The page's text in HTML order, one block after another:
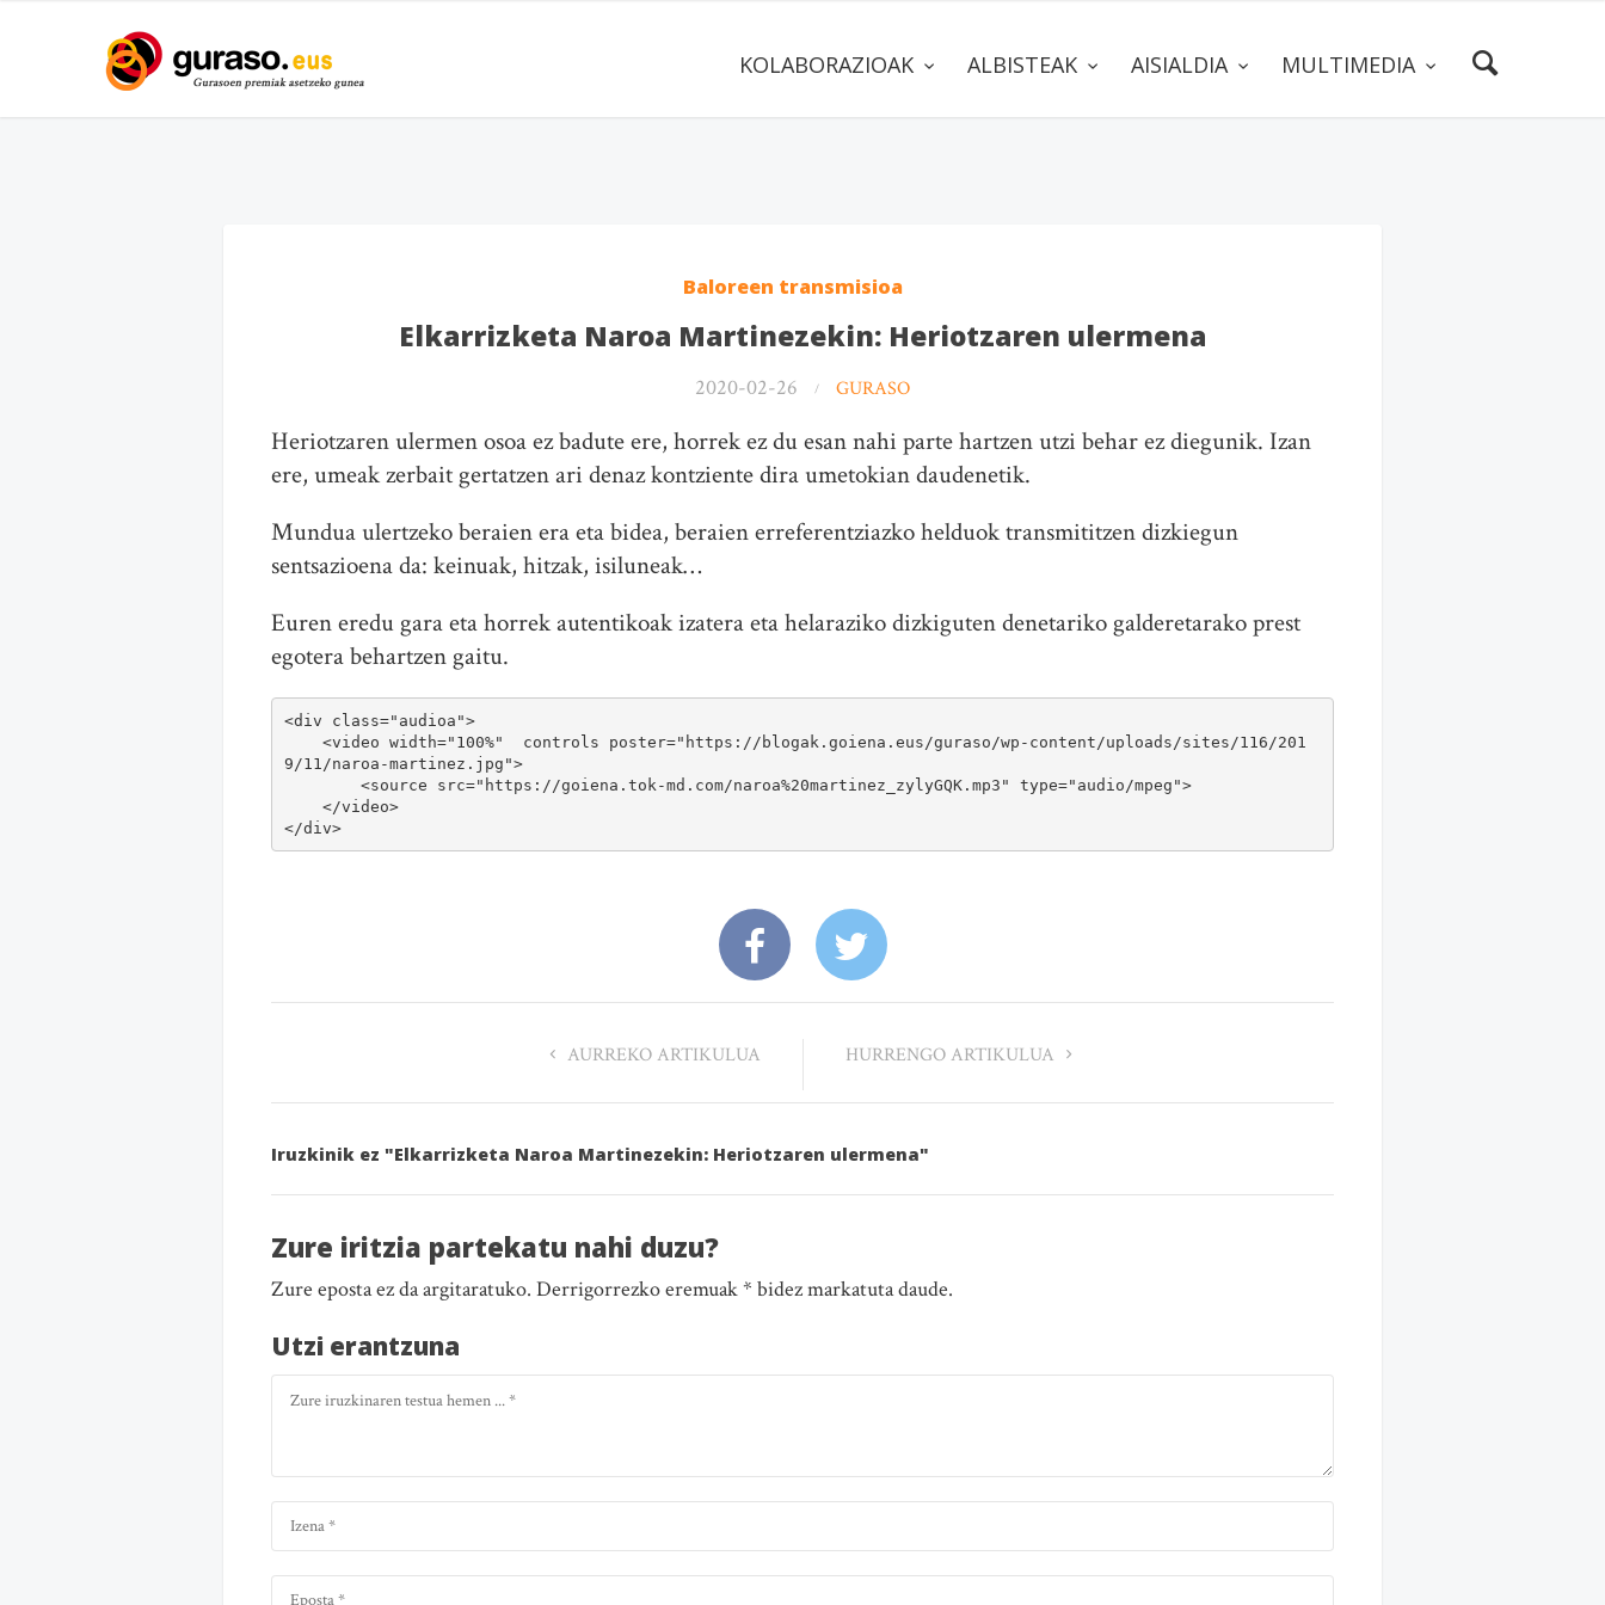
KOLABORAZIOAK ALBISTEAK AISIALDIA MULTIMEDIA
Baloreen transmisioa
Elkarrizketa Naroa Martinezekin: Heriotzaren ulermena
2020-02-26 GURASO
Heriotzaren ulermen osoa ez badute ere, horrek ez du esan nahi parte hartzen utzi behar ez diegunik. Izan
ere, umeak zerbait gertatzen ari denaz kontziente dira umetokian daudenetik.
Mundua ulertzeko beraien era eta bidea, beraien erreferentziazko helduok transmititzen dizkiegun
sentsazioena da: keinuak, hitzak, isiluneak…
Euren eredu gara eta horrek autentikoak izatera eta helaraziko dizkiguten denetariko galderetarako prest
egotera behartzen gaitu.
<div class="audioa">
9/11/naroa-martinez.jpg">
</div>
AURREKO ARTIKULUA HURRENGO ARTIKULUA
Iruzkinik ez "Elkarrizketa Naroa Martinezekin: Heriotzaren ulermena"
Zure iritzia partekatu nahi duzu?
Zure eposta ez da argitaratuko. Derrigorrezko eremuak * bidez markatuta daude.
Utzi erantzuna